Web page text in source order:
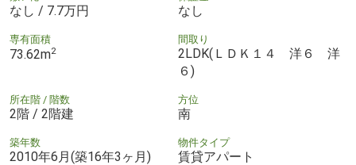
なし / 7.7万円 なし
専有面積
73.62m2
間取り
2LDK(ＬＤＫ１４ 洋６ 洋
６)
所在階 / 階数
2階 / 2階建
方位
南
築年数
2010年6月(築16年3ヶ月)
物件タイプ
賃貸アパート